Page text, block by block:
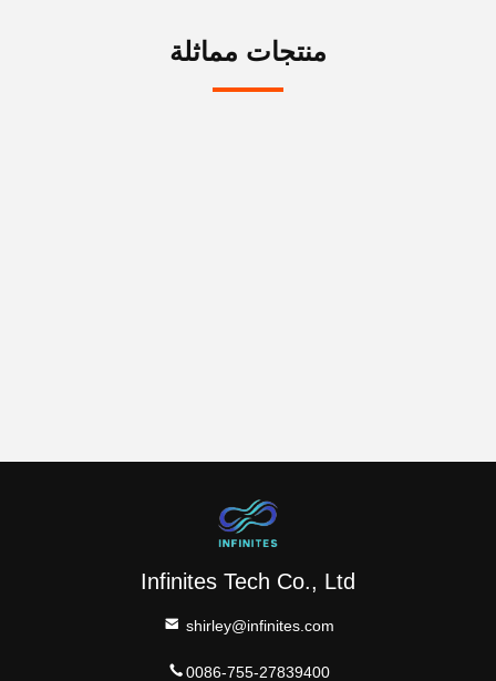
منتجات مماثلة
Infinites Tech Co., Ltd
shirley@infinites.com
0086-755-27839400